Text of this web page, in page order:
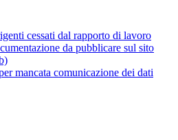
cessati dal rapporto di lavoro
da pubblicare sul sito
mancata comunicazione dei dati